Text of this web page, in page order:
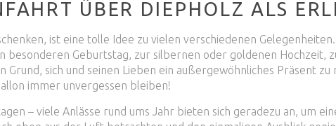
ÜBER DIEPHOLZ ALS
ist eine tolle Idee zu vielen verschiedenen
besonderen Geburtstag, zur silbernen oder goldenen Hochzeit,
Grund, sich und seinen Lieben ein außergewöhnliches Präsent
immer unvergessen bleiben!
– viele Anlässe rund ums Jahr bieten sich geradezu an, um